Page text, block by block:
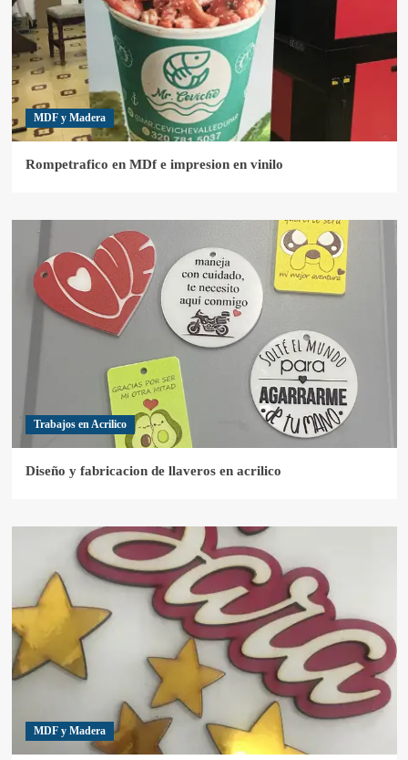
MDF y Madera
Rompetrafico en MDf e impresion en vinilo
Trabajos en Acrilico
Diseño y fabricacion de llaveros en acrilico
MDF y Madera